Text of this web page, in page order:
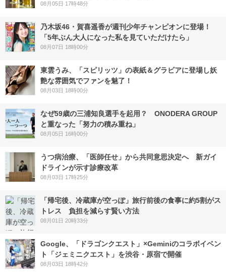
08月05日 17時48分
乃木坂46・賀喜遥香が週刊少年チャンピオンに登場！
「5年ぶん大人になった私を見ていただけたら」
08月07日 18時00分
東雲うみ、「スピリッツ」の表紙＆グラビアに登場し妖
艶な雰囲気でファンを魅了！
08月03日 18時00分
なぜ59歳の三浦知良選手を起用？ ONODERA GROUP
と重なった「努力の積み重ね」
08月05日 16時00分
うつ病治療、「医師任せ」から共同意思決定へ 新ガイ
ドラインが示す診療改革
08月03日 17時25分
「帰宅後、冷蔵庫が空っぽ」旅行前後の食事に約5割がス
トレス 負担を減らす賢い方法
08月01日 20時33分
Google、「ドラゴンクエスト」×Geminiのコラボイベン
ト「ジェミニクエスト」を渋谷・原宿で開催
08月03日 18時42分